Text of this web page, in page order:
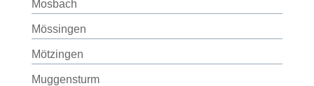
Mosbach
Mössingen
Mötzingen
Muggensturm